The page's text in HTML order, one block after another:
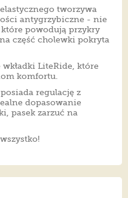
tworzywa
antygrzybiczne - nie
powodują przykry
część cholewki pokryta
LiteRide, które
komfortu.
regulację z
dopasowanie
pasek zarzuć na